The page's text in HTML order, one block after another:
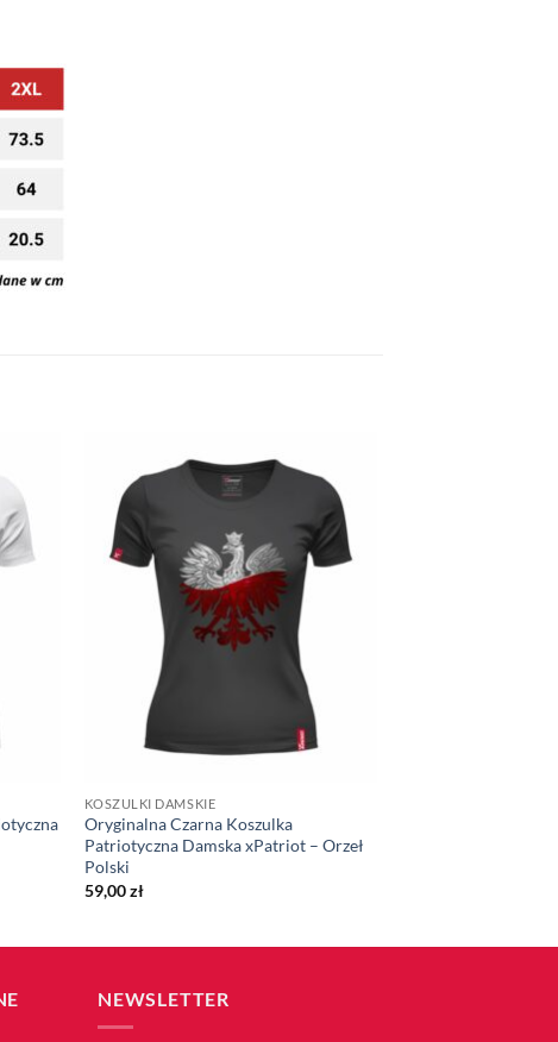
KOSZULKI DAMSKIE
Oryginalna Czarna Koszulka
Patriotyczna Damska xPatriot – Orzeł
Polski
59,00zł
NEWSLETTER